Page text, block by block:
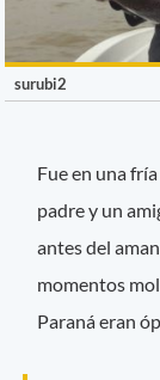
surubi2
Fue en una
padre y un
antes del
momentos
Paraná eran